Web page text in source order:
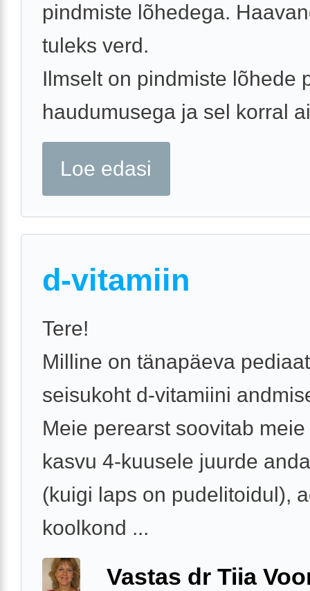
pindmiste lõhedega.
tuleks verd.
Ilmselt on pindmiste lõhede
haudumusega ja sel korral
Loe edasi
d-vitamiin
Tere!
Milline on tänapäeva
seisukoht d-vitamiini
Meie perearst soovitab
kasvu 4-kuusele juurde
(kuigi laps on pudelitoidul),
koolkond ...
Vastas dr Tiia